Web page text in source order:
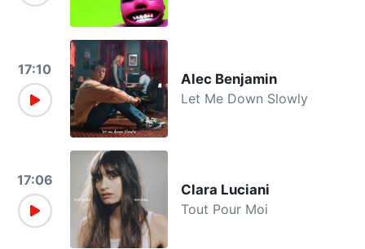
17:10
Alec Benjamin
Let Me Down Slowly
17:06
Clara Luciani
Tout Pour Moi